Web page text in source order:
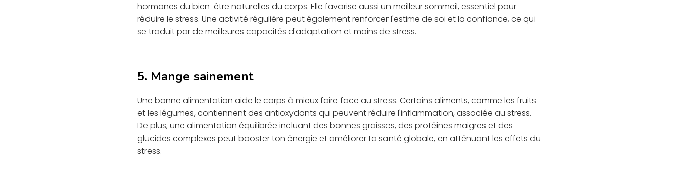
hormones du bien-être naturelles du corps. Elle favorise aussi un meilleur sommeil, essentiel pour
réduire le stress. Une activité régulière peut également renforcer l'estime de soi et la confiance, ce qui
se traduit par de meilleures capacités d'adaptation et moins de stress.
5. Mange sainement
Une bonne alimentation aide le corps à mieux faire face au stress. Certains aliments, comme les fruits
et les légumes, contiennent des antioxydants qui peuvent réduire l'inflammation, associée au stress.
De plus, une alimentation équilibrée incluant des bonnes graisses, des protéines maigres et des
glucides complexes peut booster ton énergie et améliorer ta santé globale, en atténuant les effets du
stress.